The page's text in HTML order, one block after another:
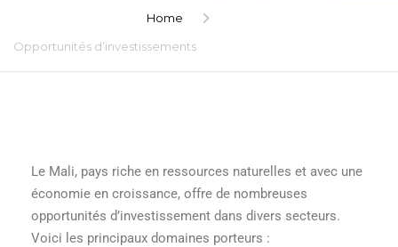
Home
Opportunités d’investissements
Le Mali, pays riche en ressources naturelles et avec une
économie en croissance, offre de nombreuses
opportunités d’investissement dans divers secteurs.
Voici les principaux domaines porteurs :